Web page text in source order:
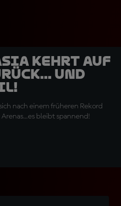
kehrt auf
und
nach einem früheren Rekord
bleibt spannend!